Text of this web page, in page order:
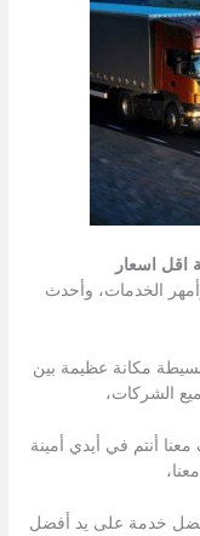
اقل اسعار
الخدمات، وأحدث
مكانة عظيمة بين
الشركات،
أنتم في أيدي أمينة
أفضل خدمة على يد أفضل